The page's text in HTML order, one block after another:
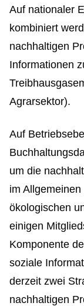
Auf nationaler
kombiniert
nachhaltigen
Informationen
Agrarsektor).
Auf
um die
im
ökologischen
einigen
Komponente
soziale
derzeit zwei
nachhaltigen